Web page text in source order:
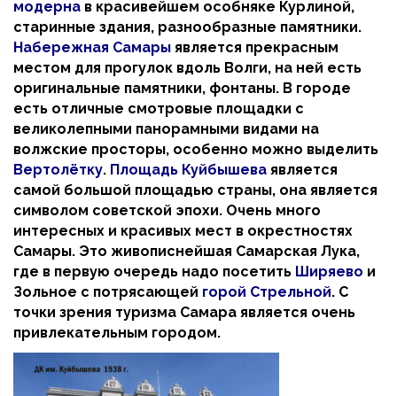
модерна в красивейшем особняке Курлиной,
старинные здания, разнообразные памятники.
Набережная Самары является прекрасным
местом для прогулок вдоль Волги, на ней есть
оригинальные памятники, фонтаны. В городе
есть отличные смотровые площадки с
великолепными панорамными видами на
волжские просторы, особенно можно выделить
Вертолётку. Площадь Куйбышева является
самой большой площадью страны, она является
символом советской эпохи. Очень много
интересных и красивых мест в окрестностях
Самары. Это живописнейшая Самарская Лука,
где в первую очередь надо посетить Ширяево и
Зольное с потрясающей горой Стрельной. С
точки зрения туризма Самара является очень
привлекательным городом.